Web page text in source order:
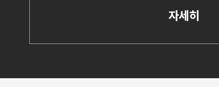
자세히